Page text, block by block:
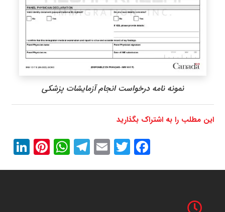
نمونه نامه درخواست انجام آزمایشات پزشکی
این مطلب را به اشتراک بگذارید
Facebook
Twitter
Email
Telegram